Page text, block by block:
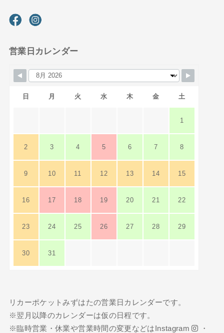
営業日カレンダー
日 月 火 水 木 金 土
1
2 3 4 5 6 7 8
9 10 11 12 13 14 15
16 17 18 19 20 21 22
23 24 25 26 27 28 29
30 31
リカーポケットみずはたの営業日カレンダーです。
※翌月以降のカレンダーは仮の日程です。
※臨時営業・休業や営業時間の変更などは Instagram
・